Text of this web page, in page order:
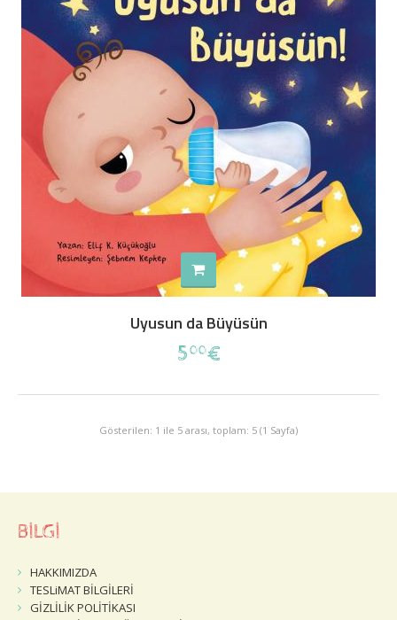
Uyusun da Büyüsün
500€
Gösterilen: 1 ile 5 arası, toplam: 5 (1 Sayfa)
BİLGİ
HAKKIMIZDA
TESLiMAT BİLGİLERİ
GİZLİLİK POLİTİKASI